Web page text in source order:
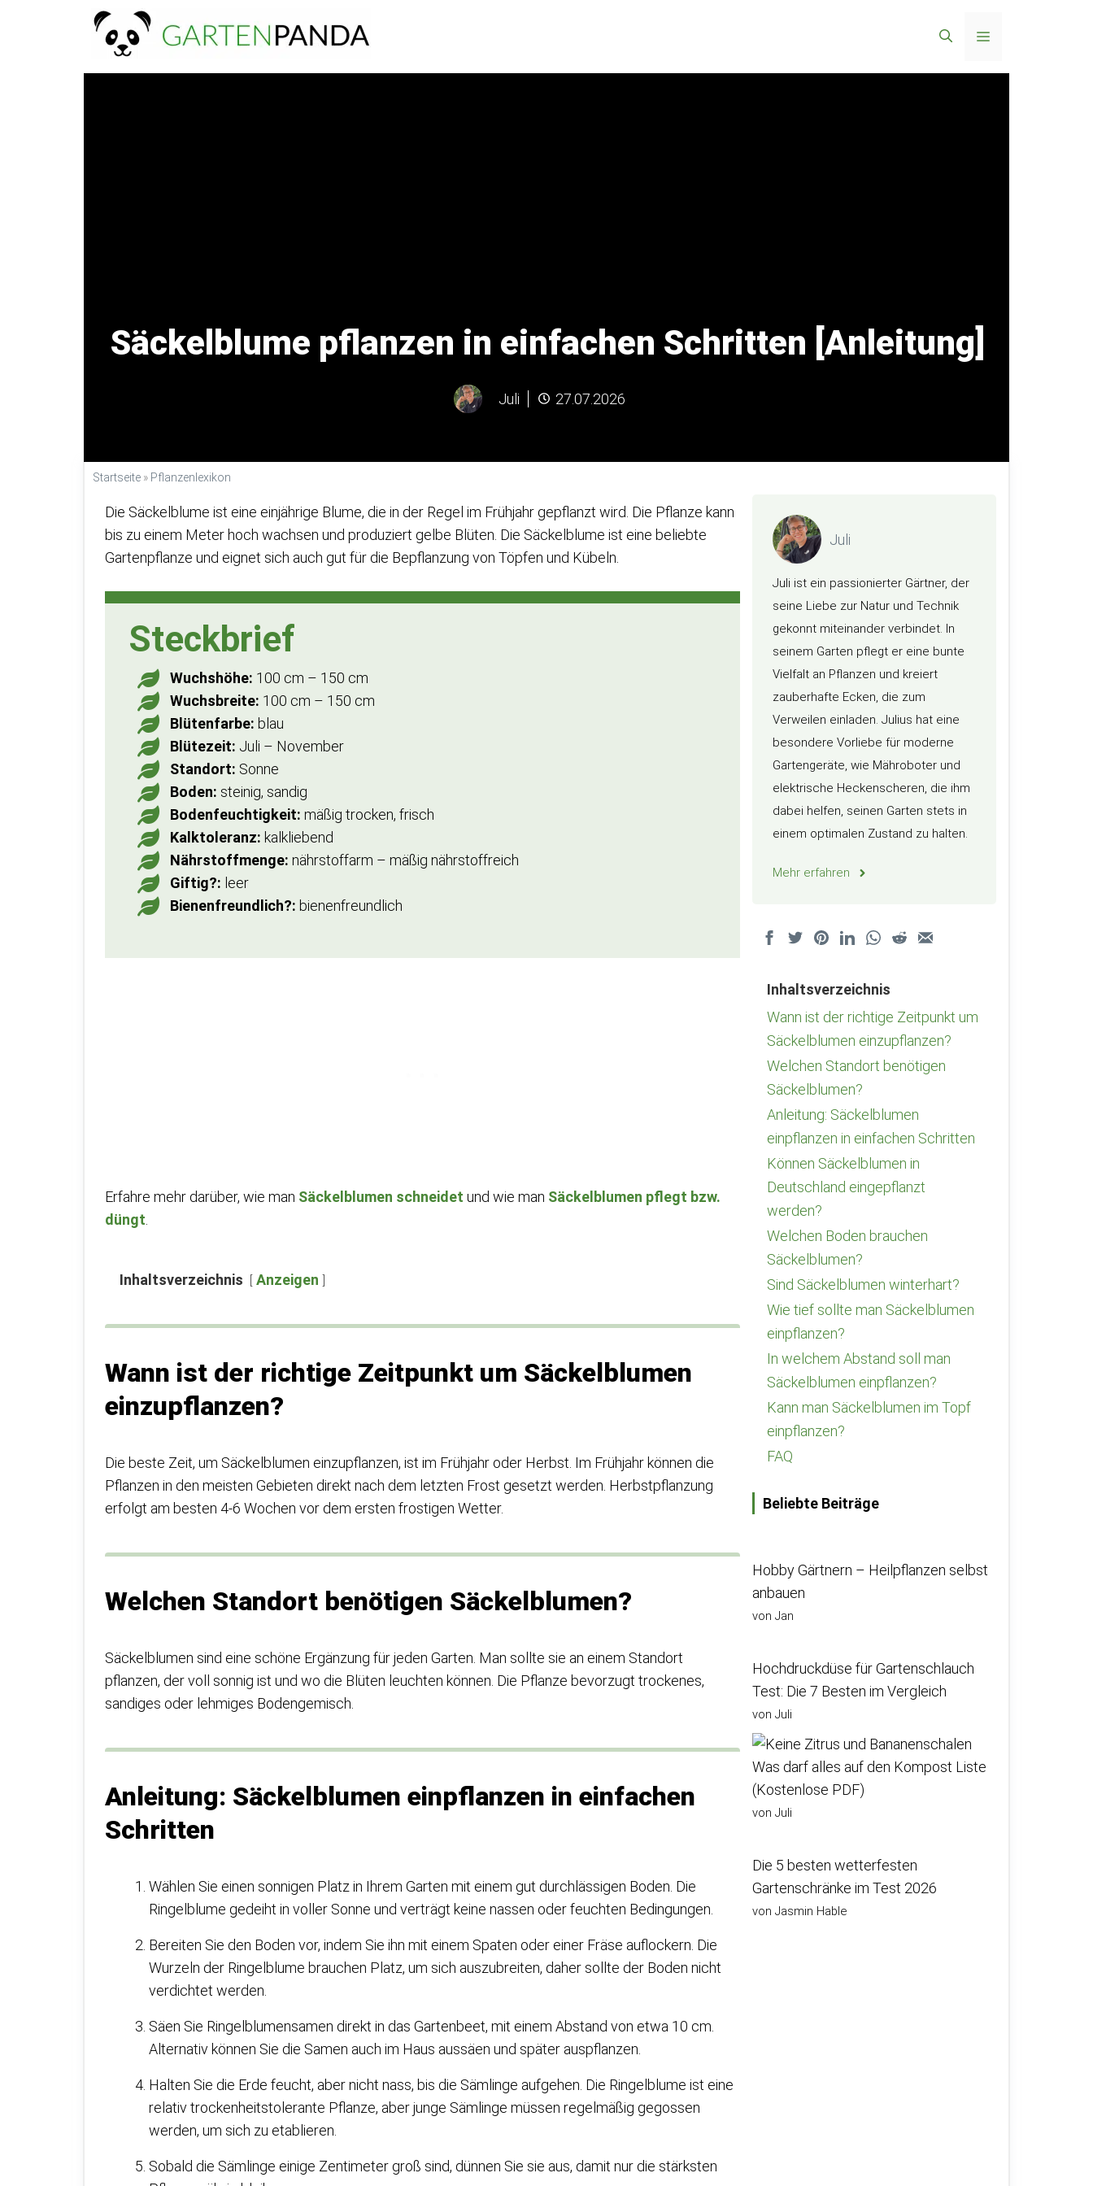
Menü
Säckelblume pflanzen in einfachen Schritten [Anleitung]
Juli 27.07.2026
Startseite » Pflanzenlexikon
Die Säckelblume ist eine einjährige Blume, die in der Regel im Frühjahr gepflanzt wird. Die Pflanze kann
bis zu einem Meter hoch wachsen und produziert gelbe Blüten. Die Säckelblume ist eine beliebte
Gartenpflanze und eignet sich auch gut für die Bepflanzung von Töpfen und Kübeln.
Steckbrief
Wuchshöhe: 100 cm – 150 cm
Wuchsbreite: 100 cm – 150 cm
Blütenfarbe: blau
Blütezeit: Juli – November
Standort: Sonne
Boden: steinig, sandig
Bodenfeuchtigkeit: mäßig trocken, frisch
Kalktoleranz: kalkliebend
Nährstoffmenge: nährstoffarm – mäßig nährstoffreich
Giftig?: leer
Bienenfreundlich?: bienenfreundlich
Erfahre mehr darüber, wie man Säckelblumen schneidet und wie man Säckelblumen pflegt bzw.
düngt
Inhaltsverzeichnis Anzeigen
Wann ist der richtige Zeitpunkt um Säckelblumen
einzupflanzen?
Die beste Zeit, um Säckelblumen einzupflanzen, ist im Frühjahr oder Herbst. Im Frühjahr können die
Pflanzen in den meisten Gebieten direkt nach dem letzten Frost gesetzt werden. Herbstpflanzung
erfolgt am besten 4-6 Wochen vor dem ersten frostigen Wetter.
Welchen Standort benötigen Säckelblumen?
Säckelblumen sind eine schöne Ergänzung für jeden Garten. Man sollte sie an einem Standort
pflanzen, der voll sonnig ist und wo die Blüten leuchten können. Die Pflanze bevorzugt trockenes,
sandiges oder lehmiges Bodengemisch.
Anleitung: Säckelblumen einpflanzen in einfachen
Schritten
Wählen Sie einen sonnigen Platz in Ihrem Garten mit einem gut durchlässigen Boden. Die
Ringelblume gedeiht in voller Sonne und verträgt keine nassen oder feuchten Bedingungen.
Bereiten Sie den Boden vor, indem Sie ihn mit einem Spaten oder einer Fräse auflockern. Die
Wurzeln der Ringelblume brauchen Platz, um sich auszubreiten, daher sollte der Boden nicht
verdichtet werden.
Säen Sie Ringelblumensamen direkt in das Gartenbeet, mit einem Abstand von etwa 10 cm.
Alternativ können Sie die Samen auch im Haus aussäen und später auspflanzen.
Halten Sie die Erde feucht, aber nicht nass, bis die Sämlinge aufgehen. Die Ringelblume ist eine
relativ trockenheitstolerante Pflanze, aber junge Sämlinge müssen regelmäßig gegossen
werden, um sich zu etablieren.
Sobald die Sämlinge einige Zentimeter groß sind, dünnen Sie sie aus, damit nur die stärksten
Juli
Juli ist ein passionierter Gärtner, der
seine Liebe zur Natur und Technik
gekonnt miteinander verbindet. In
seinem Garten pflegt er eine bunte
Vielfalt an Pflanzen und kreiert
zauberhafte Ecken, die zum
Verweilen einladen. Julius hat eine
besondere Vorliebe für moderne
Gartengeräte, wie Mähroboter und
elektrische Heckenscheren, die ihm
dabei helfen, seinen Garten stets in
einem optimalen Zustand zu halten.
Mehr erfahren
Inhaltsverzeichnis
Wann ist der richtige Zeitpunkt um
Säckelblumen einzupflanzen?
Welchen Standort benötigen
Säckelblumen?
Anleitung: Säckelblumen
einpflanzen in einfachen Schritten
Können Säckelblumen in
Deutschland eingepflanzt
werden?
Welchen Boden brauchen
Säckelblumen?
Sind Säckelblumen winterhart?
Wie tief sollte man Säckelblumen
einpflanzen?
In welchem Abstand soll man
Säckelblumen einpflanzen?
Kann man Säckelblumen im Topf
einpflanzen?
FAQ
Beliebte Beiträge
Hobby Gärtnern – Heilpflanzen selbst
anbauen
von Jan
Hochdruckdüse für Gartenschlauch
Test: Die 7 Besten im Vergleich
von Juli
Was darf alles auf den Kompost Liste
(Kostenlose PDF)
von Juli
Die 5 besten wetterfesten
Gartenschränke im Test 2026
von Jasmin Hable